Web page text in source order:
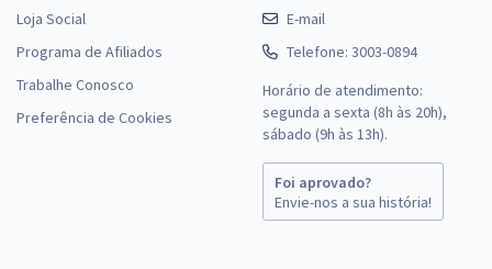
Loja Social
Programa de Afiliados
Trabalhe Conosco
Preferência de Cookies
E-mail
Telefone: 3003-0894
Horário de atendimento:
segunda a sexta (8h às 20h),
sábado (9h às 13h).
Foi aprovado?
Envie-nos a sua história!